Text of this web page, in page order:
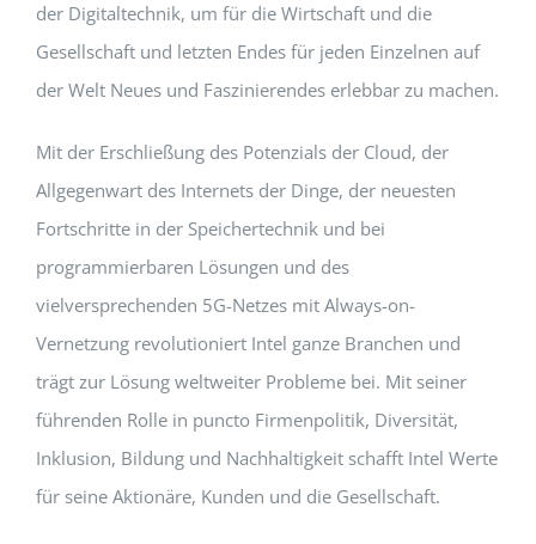
der Digitaltechnik, um für die Wirtschaft und die
Gesellschaft und letzten Endes für jeden Einzelnen auf
der Welt Neues und Faszinierendes erlebbar zu machen.
Mit der Erschließung des Potenzials der Cloud, der
Allgegenwart des Internets der Dinge, der neuesten
Fortschritte in der Speichertechnik und bei
programmierbaren Lösungen und des
vielversprechenden 5G-Netzes mit Always-on-
Vernetzung revolutioniert Intel ganze Branchen und
trägt zur Lösung weltweiter Probleme bei. Mit seiner
führenden Rolle in puncto Firmenpolitik, Diversität,
Inklusion, Bildung und Nachhaltigkeit schafft Intel Werte
für seine Aktionäre, Kunden und die Gesellschaft.